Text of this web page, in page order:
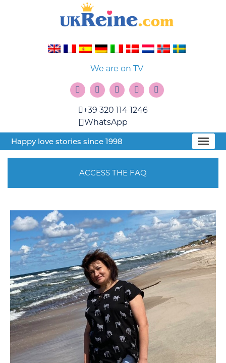
We are on TV
+39 320 114 1246
WhatsApp
Happy love stories since 1998
ACCESS THE FAQ